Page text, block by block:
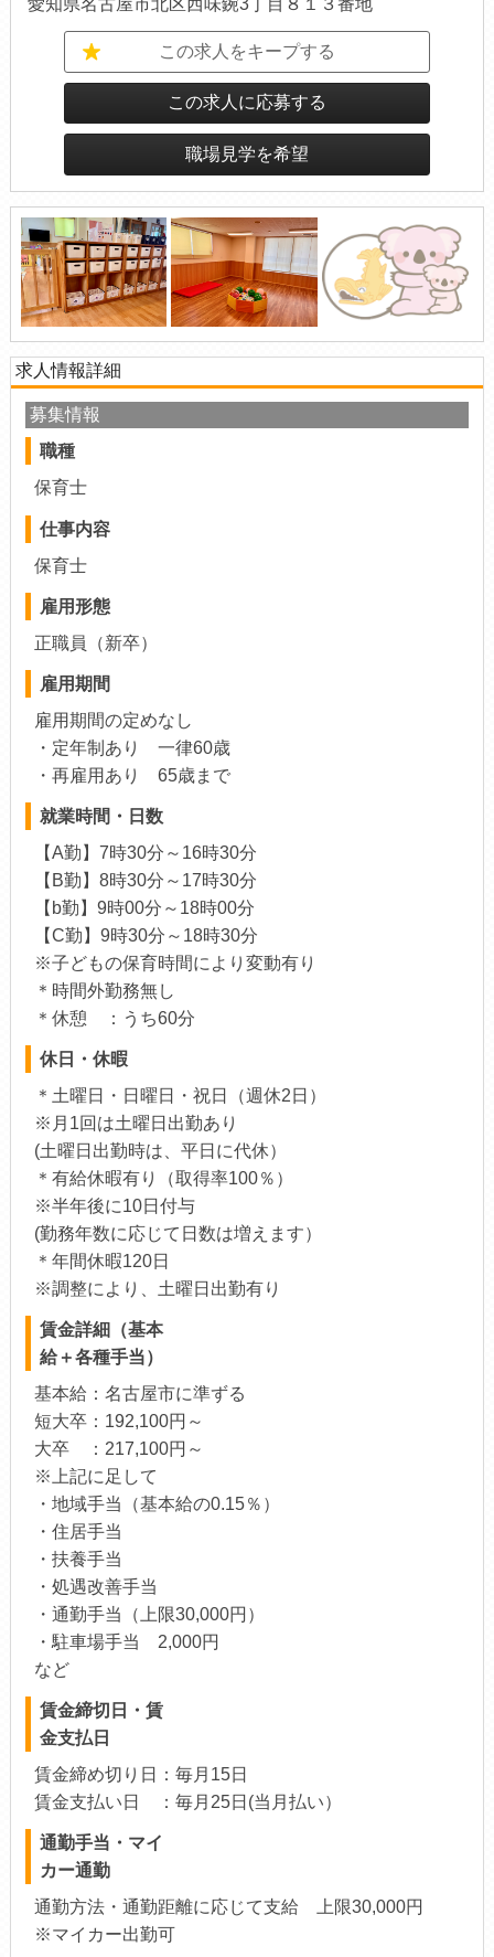
この求人をキープする
この求人に応募する
職場見学を希望
求人情報詳細
募集情報
職種
保育士
仕事内容
保育士
雇用形態
正職員（新卒）
雇用期間
雇用期間の定めなし
・定年制あり 一律60歳
・再雇用あり 65歳まで
就業時間・日数
【A勤】7時30分～16時30分
【B勤】8時30分～17時30分
【b勤】9時00分～18時00分
【C勤】9時30分～18時30分
※子どもの保育時間により変動有り
＊時間外勤務無し
＊休憩 ：うち60分
休日・休暇
＊土曜日・日曜日・祝日（週休2日）
※月1回は土曜日出勤あり
(土曜日出勤時は、平日に代休）
＊有給休暇有り（取得率100％）
※半年後に10日付与
(勤務年数に応じて日数は増えます）
＊年間休暇120日
※調整により、土曜日出勤有り
賃金詳細（基本
給＋各種手当）
基本給：名古屋市に準ずる
短大卒：192,100円～
大卒 ：217,100円～
※上記に足して
・地域手当（基本給の0.15％）
・住居手当
・扶養手当
・処遇改善手当
・通勤手当（上限30,000円）
・駐車場手当 2,000円
など
賃金締切日・賃
金支払日
賃金締め切り日：毎月15日
賃金支払い日 ：毎月25日(当月払い）
通勤手当・マイ
カー通勤
通勤方法・通勤距離に応じて支給 上限30,000円
※マイカー出勤可